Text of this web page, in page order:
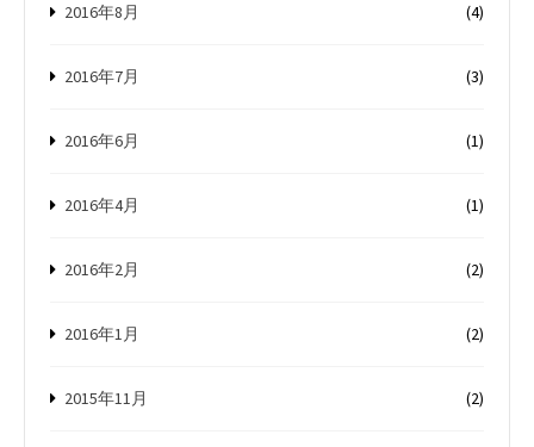
2016年8月 (4)
2016年7月 (3)
2016年6月 (1)
2016年4月 (1)
2016年2月 (2)
2016年1月 (2)
2015年11月 (2)